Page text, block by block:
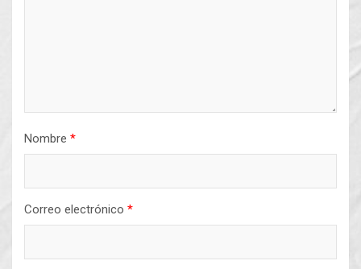
Nombre *
Correo electrónico *